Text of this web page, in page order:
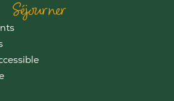
Séjourner